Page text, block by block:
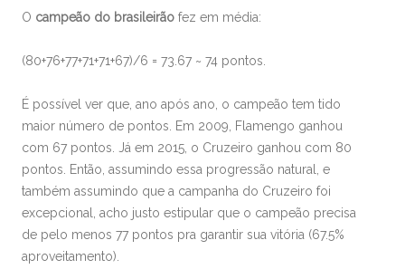
O campeão do brasileirão fez em média:
(80+76+77+71+71+67)/6 = 73.67 ~ 74 pontos.
É possível ver que, ano após ano, o campeão tem tido
maior número de pontos. Em 2009, Flamengo ganhou
com 67 pontos. Já em 2015, o Cruzeiro ganhou com 80
pontos. Então, assumindo essa progressão natural, e
também assumindo que a campanha do Cruzeiro foi
excepcional, acho justo estipular que o campeão precisa
de pelo menos 77 pontos pra garantir sua vitória (67.5%
aproveitamento).